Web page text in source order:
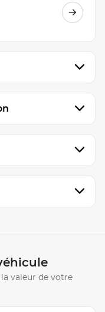
valeur de votre